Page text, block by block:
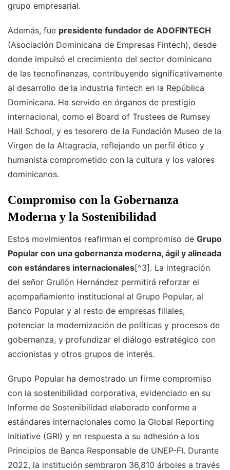
grupo empresarial.
Además, fue presidente fundador de ADOFINTECH
(Asociación Dominicana de Empresas Fintech), desde
donde impulsó el crecimiento del sector dominicano
de las tecnofinanzas, contribuyendo significativamente
al desarrollo de la industria fintech en la República
Dominicana. Ha servido en órganos de prestigio
internacional, como el Board of Trustees de Rumsey
Hall School, y es tesorero de la Fundación Museo de la
Virgen de la Altagracia, reflejando un perfil ético y
humanista comprometido con la cultura y los valores
dominicanos.
Compromiso con la Gobernanza
Moderna y la Sostenibilidad
Estos movimientos reafirman el compromiso de Grupo
Popular con una gobernanza moderna, ágil y alineada
con estándares internacionales[^3]. La integración
del señor Grullón Hernández permitirá reforzar el
acompañamiento institucional al Grupo Popular, al
Banco Popular y al resto de empresas filiales,
potenciar la modernización de políticas y procesos de
gobernanza, y profundizar el diálogo estratégico con
accionistas y otros grupos de interés.
Grupo Popular ha demostrado un firme compromiso
con la sostenibilidad corporativa, evidenciado en su
Informe de Sostenibilidad elaborado conforme a
estándares internacionales como la Global Reporting
Initiative (GRI) y en respuesta a su adhesión a los
Principios de Banca Responsable de UNEP-FI. Durante
2022, la institución sembraron 36,810 árboles a través